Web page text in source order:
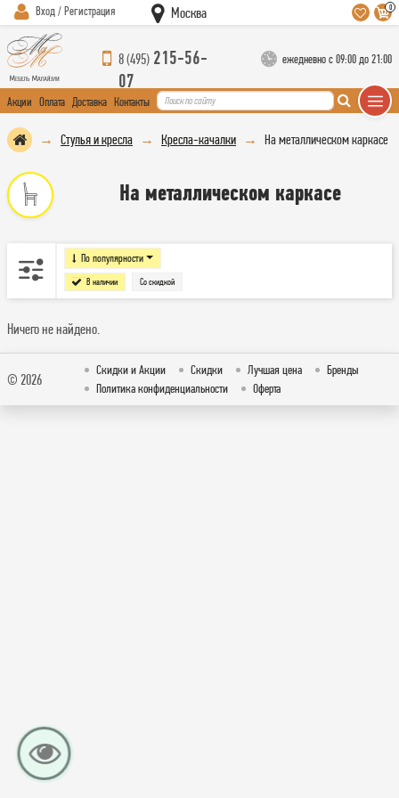
Вход / Регистрация Москва 0
8 (495) 215-56-
07
ежедневно с 09:00 до 21:00
Акции Оплата Доставка Контакты
Стулья и кресла Кресла-качалки На металлическом каркасе
На металлическом каркасе
По популярности
В наличии Со скидкой
Ничего не найдено.
© 2026
Скидки и Акции Скидки Лучшая цена
Бренды
Политика конфиденциальности
Оферта